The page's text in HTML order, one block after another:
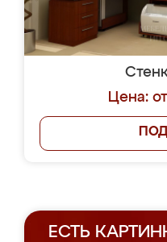
Цена:
ЕСТЬ